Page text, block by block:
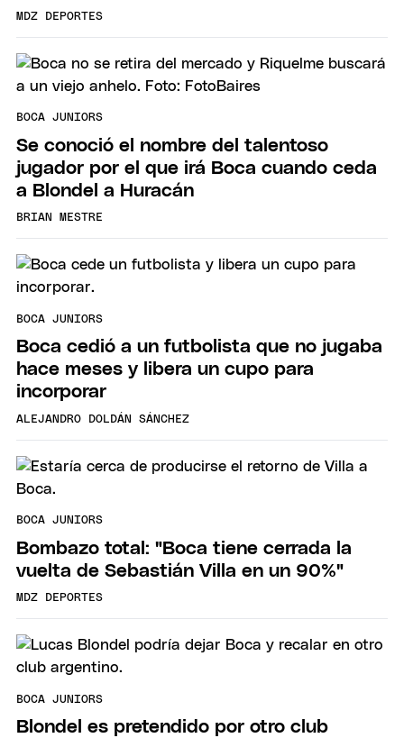
MDZ DEPORTES
BOCA JUNIORS
Se conoció el nombre del talentoso
jugador por el que irá Boca cuando ceda
a Blondel a Huracán
BRIAN MESTRE
BOCA JUNIORS
Boca cedió a un futbolista que no jugaba
hace meses y libera un cupo para
incorporar
ALEJANDRO DOLDÁN SÁNCHEZ
BOCA JUNIORS
Bombazo total: "Boca tiene cerrada la
vuelta de Sebastián Villa en un 90%"
MDZ DEPORTES
BOCA JUNIORS
Blondel es pretendido por otro club